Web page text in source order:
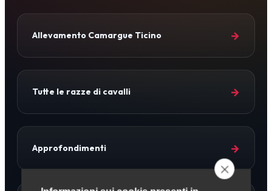
Allevamento Camargue Ticino →
Tutte le razze di cavalli →
Approfondimenti →